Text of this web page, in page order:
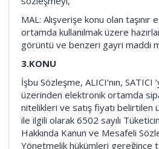
MAL: Alışverişe konu olan taşınır
ortamda kullanılmak üzere
görüntü ve benzeri gayri maddi
3.KONU
İşbu Sözleşme, ALICI’nın,
üzerinden elektronik ortamda
nitelikleri ve satış fiyatı belirtilen
ile ilgili olarak 6502 sayılı
Hakkında Kanun ve Mesafeli
Yönetmelik hükümleri gereğince